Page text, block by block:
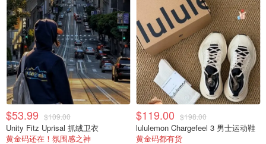
$53.99 $109.00
Unity Fitz Uprisal 抓绒卫衣
黄金码还在！氛围感之神
$119.00 $198.00
lululemon Chargefeel 3 男士运动鞋
黄金码都有货